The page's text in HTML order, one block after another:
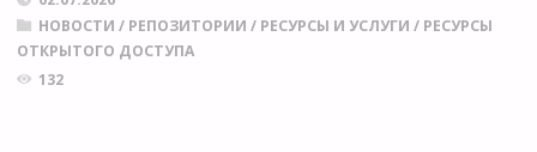
НОВОСТИ / РЕПОЗИТОРИИ / РЕСУРСЫ И УСЛУГИ / РЕСУРСЫ
ОТКРЫТОГО ДОСТУПА
132